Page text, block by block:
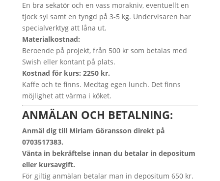
En bra sekatör och en vass morakniv, eventuellt en
tjock syl samt en tyngd på 3-5 kg. Undervisaren har
specialverktyg att låna ut.
Materialkostnad:
Beroende på projekt, från 500 kr som betalas med
Swish eller kontant på plats.
Kostnad för kurs: 2250 kr.
Kaffe och te finns. Medtag egen lunch. Det finns
möjlighet att värma i köket.
ANMÄLAN OCH BETALNING:
Anmäl dig till Miriam Göransson direkt på
0703517383.
Vänta in bekräftelse innan du betalar in depositum
eller kursavgift.
För giltig anmälan betalar man in depositum 650 kr.